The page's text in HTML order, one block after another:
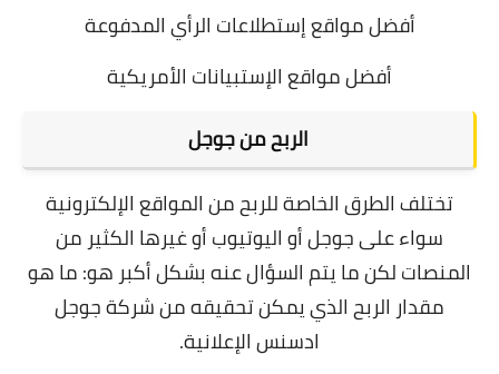
أفضل مواقع إستطلاعات الرأي المدفوعة
أفضل مواقع الإستبيانات الأمريكية
الربح من جوجل
تختلف الطرق الخاصة للربح من المواقع الإلكترونية
سواء على جوجل أو اليوتيوب أو غيرها الكثير من
المنصات لكن ما يتم السؤال عنه بشكل أكبر هو: ما هو
مقدار الربح الذي يمكن تحقيقه من شركة جوجل
ادسنس الإعلانية.